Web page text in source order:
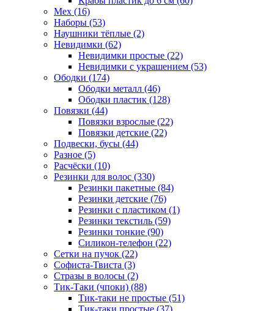
Мех (16)
Наборы (53)
Наушники тёплые (2)
Невидимки (62)
Невидимки простые (22)
Невидимки с украшением (53)
Ободки (174)
Ободки металл (46)
Ободки пластик (128)
Повязки (44)
Повязки взрослые (22)
Повязки детские (22)
Подвески, бусы (44)
Разное (5)
Расчёски (10)
Резинки для волос (330)
Резинки пакетные (84)
Резинки детские (76)
Резинки с пластиком (1)
Резинки текстиль (59)
Резинки тонкие (90)
Силикон-телефон (22)
Сетки на пучок (22)
Софиста-Твиста (3)
Стразы в волосы (2)
Тик-Таки (чпоки) (88)
Тик-таки не простые (51)
Тик-таки простые (37)